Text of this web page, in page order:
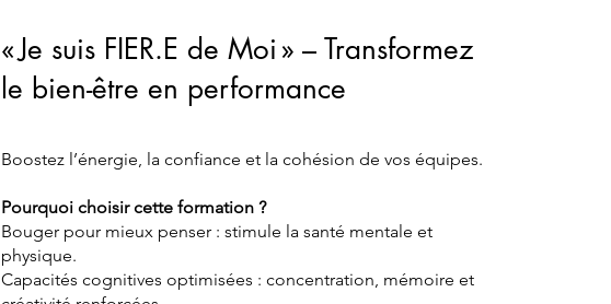
« Je suis FIER.E de Moi » – Transformez
le bien-être en performance
Boostez l’énergie, la confiance et la cohésion de vos équipes.
Pourquoi choisir cette formation ?
Bouger pour mieux penser : stimule la santé mentale et
physique.
Capacités cognitives optimisées : concentration, mémoire et